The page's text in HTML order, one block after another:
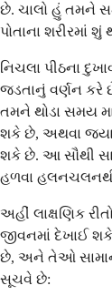
છે. ચાલો હું તમને
પોતાના શરીરમાં
નિચલા પીઠના
જડતાનું વર્ણન કરે
તમને થોડા સમય
શકે છે, અથવા
શકે છે. આ સૌથી
હળવા
અહીં લાક્ષણિક
જીવનમાં દેખાઈ
છે, અને તેઓ
સૂચવે છે: